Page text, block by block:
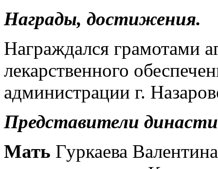
Награды, достижения.
Награждался грамотами
лекарственного
администрации г.
Представители
Мать Гуркаева